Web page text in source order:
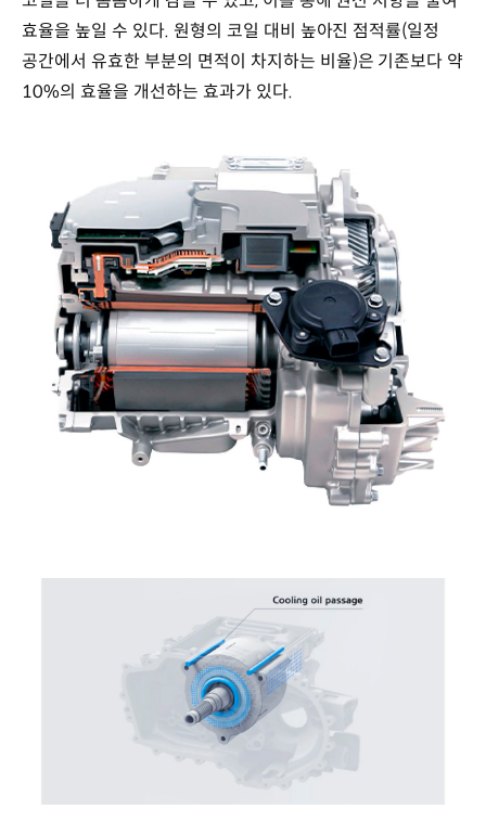
효율을 높일 수 있다. 원형의 코일 대비 높아진 점적률(일정
공간에서 유효한 부분의 면적이 차지하는 비율)은 기존보다 약
10%의 효율을 개선하는 효과가 있다.